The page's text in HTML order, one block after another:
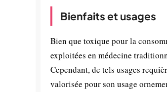
Bienfaits et usages
Bien que toxique pour la
exploitées en médecine
Cependant, de tels usages
valorisée pour son usage